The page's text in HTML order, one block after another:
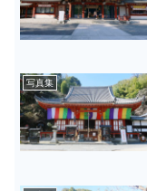
写真集